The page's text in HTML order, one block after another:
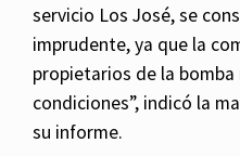
servicio Los José, se
imprudente, ya que la
propietarios de la bomba
condiciones”, indicó la
su informe.